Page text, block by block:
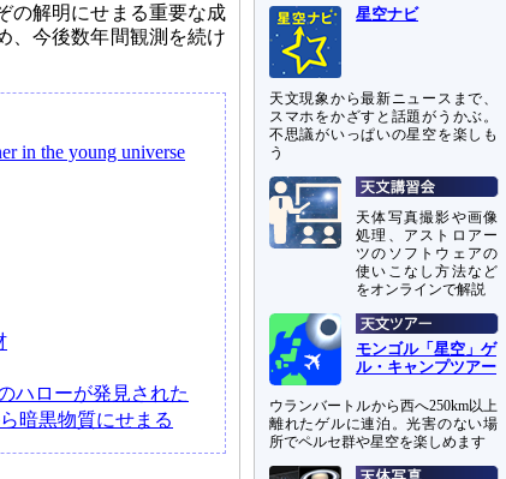
の解明にせまる重要な成
、今後数年間観測を続け
in the young universe
ハローが発見された
暗黒物質にせまる
星空ナビ
天文現象から最新ニュースまで、
スマホをかざすと話題がうかぶ。
不思議がいっぱいの星空を楽しも
う
天体写真撮影や画像
処理、アストロアー
ツのソフトウェアの
使いこなし方法など
をオンラインで解説
モンゴル「星空」ゲ
ル・キャンプツアー
ウランバートルから西へ250km以上
離れたゲルに連泊。光害のない場
所でペルセ群や星空を楽しめます